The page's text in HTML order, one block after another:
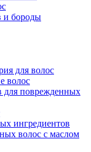
и бороды
для волос
волос
для поврежденных
ингредиентов
волос с маслом